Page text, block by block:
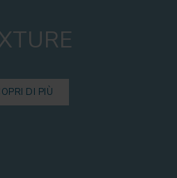
DI PIÙ